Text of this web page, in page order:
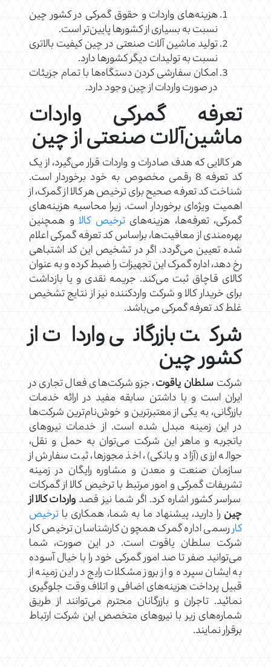
هزینه‌های واردات و حقوق گمرکی در کشور چین
نسبت به بسیاری از کشورها پایین‌تر است.
تولید ماشین آلات صنعتی در چین کیفیت بالاتری
نسبت به تولیدات دیگر کشورها دارد.
امکان سفارشی کردن دستگاه‌ها با تمام جزیئات
در صورت واردات از چین وجود دارد.
تعرفه گمرکی واردات
ماشین‌آلات صنعتی از چین
هر کالایی که هدف صادرات و واردات قرار می‌گیرد، از یک
کد تعرفه 8 رقمی مخصوص به خود برخوردار است.
شناخت کد تعرفه صحیح برای ترخیص هر کالا از گمرک، از
اهمیت ویژه‌ای برخوردار است. زیرا محاسبه هزینه‌های
گمرکی، تعرفه‌ها، هزینه‌هایترخیص کالا و همچنین
بهره‌مندی از معافیت‌ها، براساس کد تعرفه گمرکی اعلام
شده تعیین می‌گردد. اگر در تشخیص این کد اشتباهی
رخ دهد، اداره گمرک این تجهیزات را ضبط کرده و به عنوان
کالای قاچاق ثبت می‌کند. جریمه نقدی و یا بازداشت
برای خریدار کالا و شرکت واردکننده نیز از نتایج تشخیص
غلط کد تعرفه گمرکی می‌باشد.
شرکت بازرگانی واردات از
کشور چین
شرکت سلطان یاقوت، جزو شرکت‌های فعال تجاری در
ایران است و با داشتن سابقه مفید در ارائه خدمات
بازرگانی، به یکی از معتبرترین و خوش‌نام‌ترین شرکت‌ها
در این زمینه مبدل شده است. از خدمات نیروهای
باتجربه و ماهر این شرکت می‌توان به حمل و نقل،
حواله ارزی (آزاد و بانکی)، اخذ مجوزها، ثبت سفارش از
سازمان صنعت و معدن و مشاوره رایگان در زمینه
تشریفات گمرکی و امور مرتبط با ترخیص کالا از گمرکات
سراسر کشور اشاره کرد. اگر شما نیز قصدواردات کالا از
چین را دارید، پیشنهاد ما به شما، همکاری با ترخیص
کاررسمی اداره گمرک همچون کارشناسان ترخیص کار
شرکت سلطان یاقوت است. در این صورت، شما
می‌توانید صفر تا صد امور گمرکی خود را با خیال آسوده
به ایشان سپرده و از بروز مشکلات رایج در این زمینه از
قبیل پرداخت هزینه‌های اضافی و اتلاف وقت جلوگیری
نمائید. تاجران و بازرگانان محترم می‌توانند از طریق
شماره‌های زیر با نیروهای متخصص این شرکت ارتباط
برقرار نمایند.